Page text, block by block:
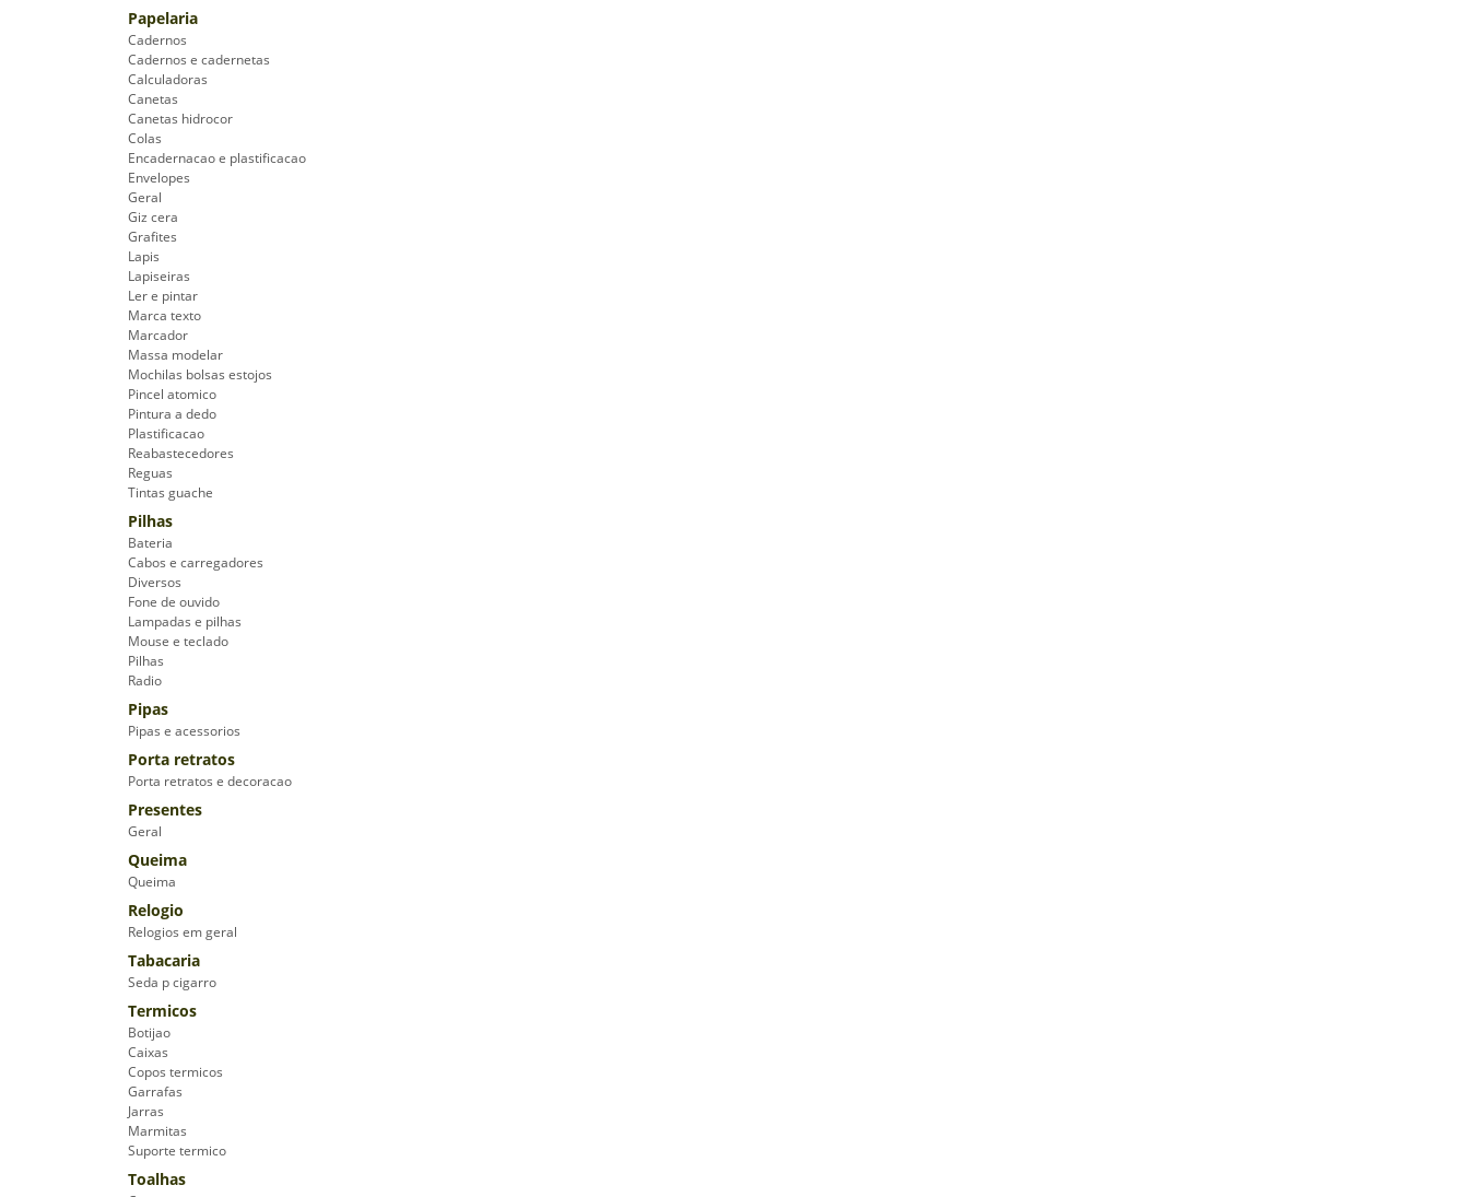
Papelaria
Cadernos
Cadernos e cadernetas
Calculadoras
Canetas
Canetas hidrocor
Colas
Encadernacao e plastificacao
Envelopes
Geral
Giz cera
Grafites
Lapis
Lapiseiras
Ler e pintar
Marca texto
Marcador
Massa modelar
Mochilas bolsas estojos
Pincel atomico
Pintura a dedo
Plastificacao
Reabastecedores
Reguas
Tintas guache
Pilhas
Bateria
Cabos e carregadores
Diversos
Fone de ouvido
Lampadas e pilhas
Mouse e teclado
Pilhas
Radio
Pipas
Pipas e acessorios
Porta retratos
Porta retratos e decoracao
Presentes
Geral
Queima
Queima
Relogio
Relogios em geral
Tabacaria
Seda p cigarro
Termicos
Botijao
Caixas
Copos termicos
Garrafas
Jarras
Marmitas
Suporte termico
Toalhas